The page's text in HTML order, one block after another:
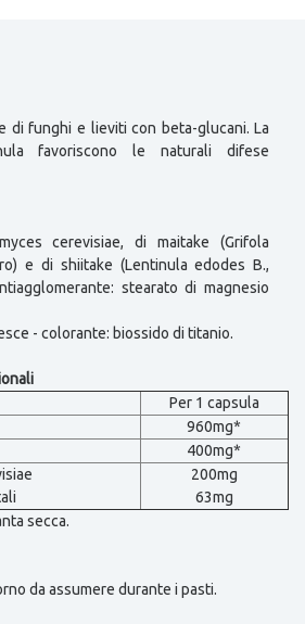
di funghi e lieviti con beta-glucani. La
favoriscono le naturali difese
cerevisiae, di maitake (Grifola
e di shiitake (Lentinula edodes B.,
stearato di magnesio
- colorante: biossido di titanio.
Per 1 capsula
960mg*
400mg*
200mg
63mg
secca.
da assumere durante i pasti.